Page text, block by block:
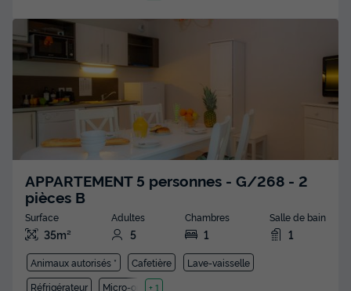
APPARTEMENT 5 personnes - G/268 - 2
pièces B
Surface
35m²
Adultes
5
Chambres
1
Salle de bain
1
Animaux autorisés * Cafetière
Lave-vaisselle
Réfrigérateur
Micro-ondes
+ 1